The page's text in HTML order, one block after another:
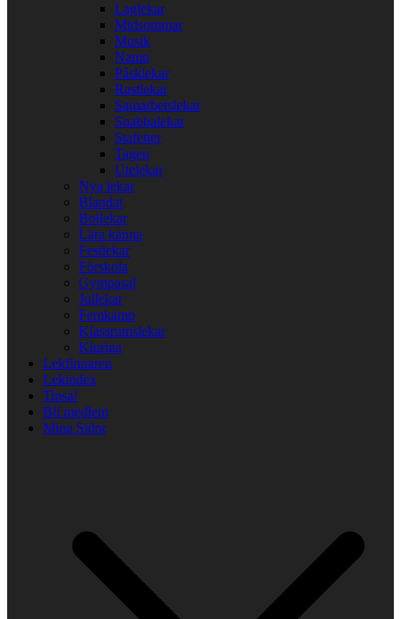
Laglekar
Midsommar
Musik
Namn
Påsklekar
Rastlekar
Samarbetslekar
Snabbalekar
Stafetter
Tagen
Utelekar
Nya lekar
Blandat
Bollekar
Lära känna
Festlekar
Förskola
Gympasal
Jullekar
Femkamp
Klassrumslekar
Kluriga
Lekfinnaren
Lekindex
Tipsa!
Bli medlem
Mina Sidor